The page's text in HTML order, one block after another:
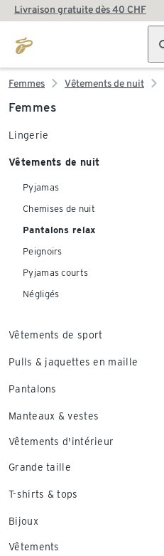
Livraison gratuite dès 40 CHF
Femmes Vêtements de nuit
Femmes
Lingerie
Vêtements de nuit
Pyjamas
Chemises de nuit
Pantalons relax
Peignoirs
Pyjamas courts
Négligés
Vêtements de sport
Pulls & jaquettes en maille
Pantalons
Manteaux & vestes
Vêtements d'intérieur
Grande taille
T-shirts & tops
Bijoux
Vêtements